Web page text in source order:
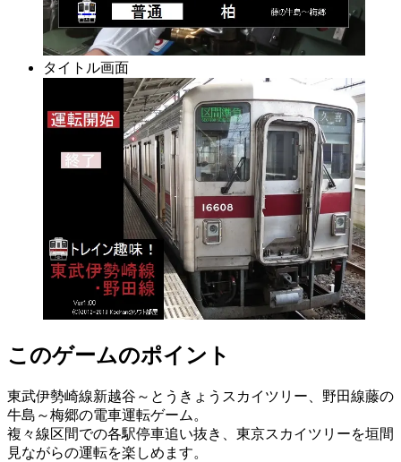
タイトル画面
このゲームのポイント
東武伊勢崎線新越谷～とうきょうスカイツリー、野田線藤の
牛島～梅郷の電車運転ゲーム。
複々線区間での各駅停車追い抜き、東京スカイツリーを垣間
見ながらの運転を楽しめます。